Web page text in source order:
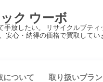
ク ウーボ
手放したい。 リサイクルブテ
安心・納得の価格で買取して
について 取り扱いブラ